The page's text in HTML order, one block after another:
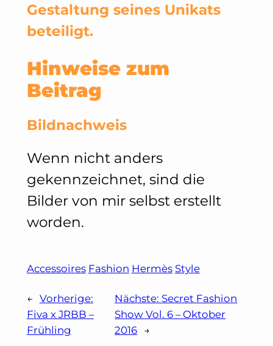
Gestaltung seines Unikats
beteiligt.
Hinweise zum
Beitrag
Bildnachweis
Wenn nicht anders
gekennzeichnet, sind die
Bilder von mir selbst erstellt
worden.
Accessoires Fashion Hermès Style
← Vorherige:
Fiva x JRBB –
Frühling
Nächste: Secret Fashion
Show Vol. 6 – Oktober
2016 →